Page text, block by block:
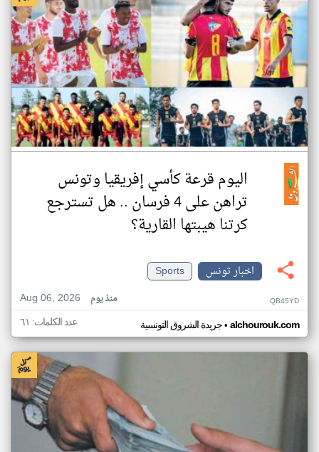
اليوم قرعة كأسي إفريقيا وتونس
تراهن على 4 فرسان .. هل تسترجع
كرتنا هيبتها القارية؟
اخبار تونس
Sports
Aug 06, 2026
منذ يوم QB45YD
جريدة الشروق التونسية• alchourouk.com عدد الكلمات: ٦١